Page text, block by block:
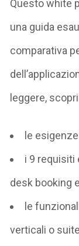
Questo white
una guida
comparativa
leggere,
le
i 9 requisiti
desk booking
le
verticali o